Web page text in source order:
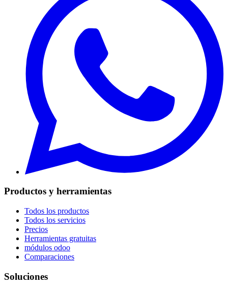
Productos y herramientas
Todos los productos
Todos los servicios
Precios
Herramientas gratuitas
módulos odoo
Comparaciones
Soluciones